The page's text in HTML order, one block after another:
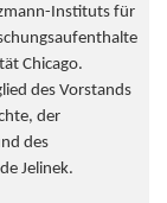
Instituts für
Chicago.
des Vorstands
der
des
Jelinek.